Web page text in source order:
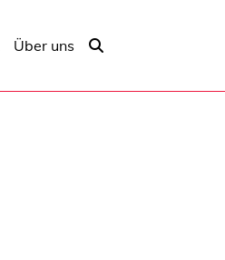
Über uns